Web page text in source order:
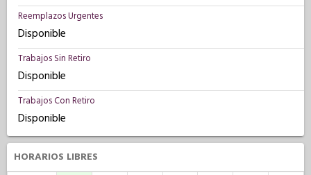
Reemplazos Urgentes
Disponible
Trabajos Sin Retiro
Disponible
Trabajos Con Retiro
Disponible
HORARIOS LIBRES